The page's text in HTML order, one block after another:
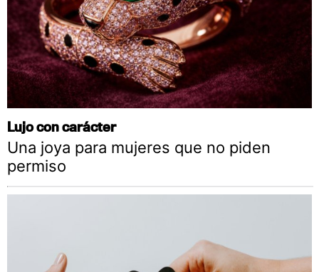
Lujo con carácter
Una joya para mujeres que no piden
permiso